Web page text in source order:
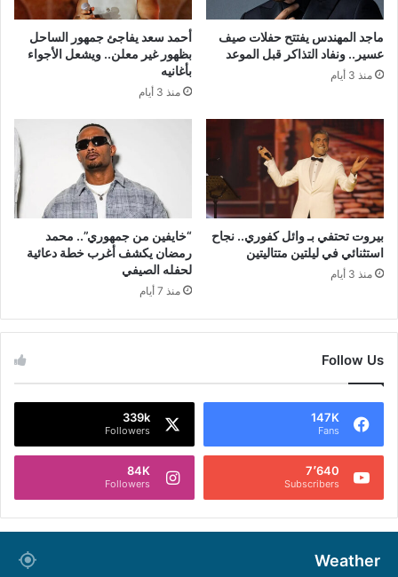
ماجد المهندس يفتتح حفلات صيف
عسير.. ونفاد التذاكر قبل الموعد
منذ 3 أيام
أحمد سعد يفاجئ جمهور الساحل
بظهور غير معلن.. ويشعل الأجواء
بأغانيه
منذ 3 أيام
بيروت تحتفي بـ وائل كفوري.. نجاح
استثنائي في ليلتين متتاليتين
منذ 3 أيام
“خايفين من جمهوري”.. محمد
رمضان يكشف أغرب خطة دعائية
لحفله الصيفي
منذ 7 أيام
Follow Us
147K
Fans
339k
Followers
7٬640
Subscribers
84K
Followers
Weather